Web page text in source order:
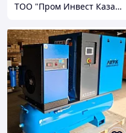
ТОО "Пром Инвест Казахстан"